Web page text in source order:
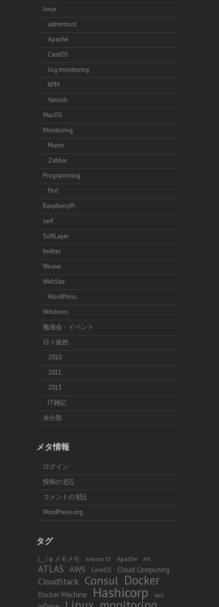
linux
admintool
Apache
CentOS
log monitoring
RPM
Varnish
MacOS
Monitoring
Munin
Zabbix
Programming
Perl
RaspberryPi
serf
SoftLayer
twitter
Weave
WebSite
WordPress
Windows
勉強会・イベント
日々徒然
2010
2011
2013
IT雑記
未分類
メタ情報
ログイン
投稿の RSS
コメントの RSS
WordPress.org
タグ
(._.) φ メモメモ Amazon S3 Apache API
ATLAS AWS CentOS Cloud Computing
CloudStack Consul Docker
Docker Machine Hashicorp IaaS